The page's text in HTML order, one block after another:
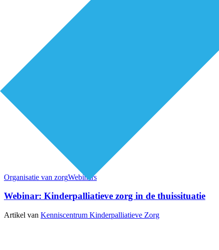
Organisatie van zorgWebinars
Webinar: Kinderpalliatieve zorg in de thuissituatie
Artikel van Kenniscentrum Kinderpalliatieve Zorg